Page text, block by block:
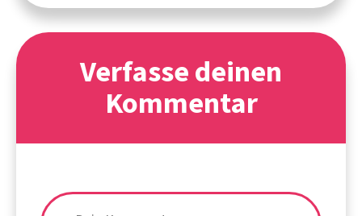
Verfasse deinen
Kommentar